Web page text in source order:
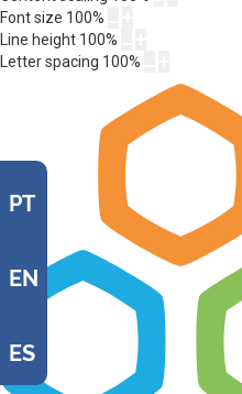
Font size 100%
Line height 100%
Letter spacing 100%
PT
EN
ES